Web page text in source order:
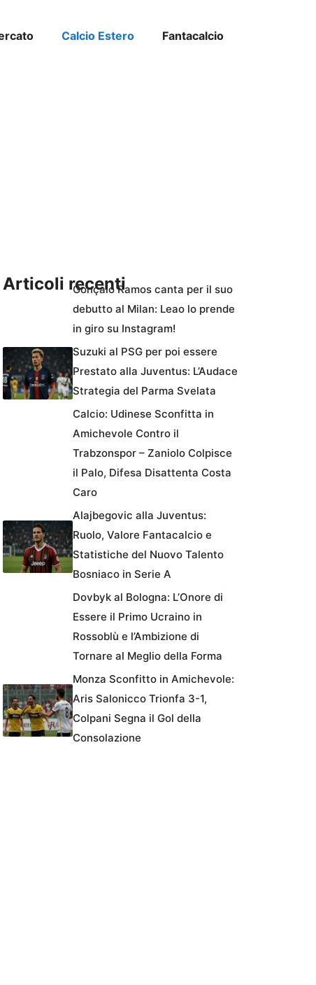
Calcio Estero Fantacalcio
Articoli recentiGonçalo Ramos canta per il suo
debutto al Milan: Leao lo prende
in giro su Instagram!
Suzuki al PSG per poi essere
Prestato alla Juventus: L’Audace
Strategia del Parma Svelata
Calcio: Udinese Sconfitta in
Amichevole Contro il
Trabzonspor – Zaniolo Colpisce
il Palo, Difesa Disattenta Costa
Caro
Alajbegovic alla Juventus:
Ruolo, Valore Fantacalcio e
Statistiche del Nuovo Talento
Bosniaco in Serie A
Dovbyk al Bologna: L’Onore di
Essere il Primo Ucraino in
Rossoblù e l’Ambizione di
Tornare al Meglio della Forma
Monza Sconfitto in Amichevole:
Aris Salonicco Trionfa 3-1,
Colpani Segna il Gol della
Consolazione